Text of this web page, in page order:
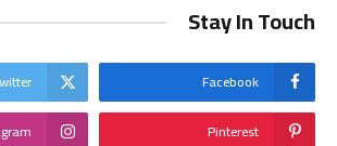
Stay In Touch
Facebook
Pinterest